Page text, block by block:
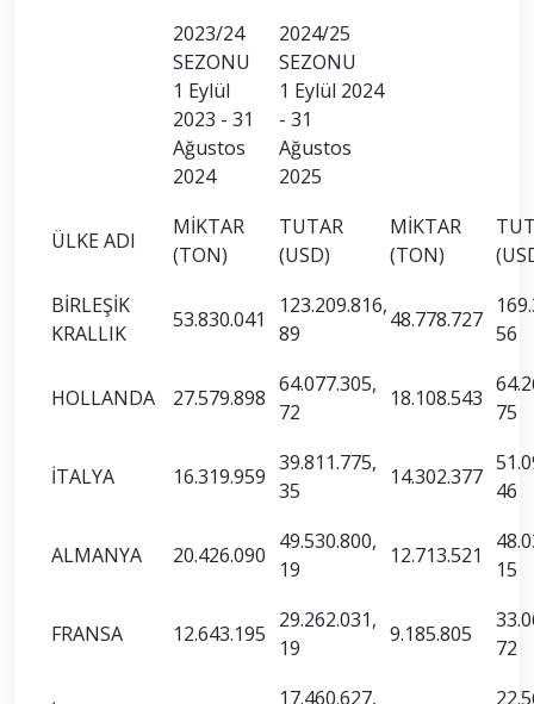
2023/24
SEZONU
1 Eylül
2023 - 31
Ağustos
2024
2024/25
SEZONU
1 Eylül 2024
- 31
Ağustos
2025
ÜLKE ADI
MİKTAR
(TON)
TUTAR
(USD)
MİKTAR
(TON)
BİRLEŞİK
KRALLIK
53.830.041
123.209.816,
89
48.778.727
56
HOLLANDA 27.579.898
64.077.305,
72
18.108.543
75
İTALYA 16.319.959
39.811.775,
35
14.302.377
46
ALMANYA 20.426.090
49.530.800,
19
12.713.521
15
FRANSA 12.643.195
29.262.031,
19
9.185.805
72
17.460.627,